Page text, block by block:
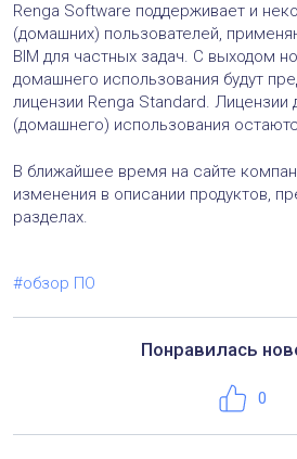
Renga Software поддерживает и
(домашних) пользователей,
BIM для частных задач. С выходом
домашнего использования будут
лицензии Renga Standard.
(домашнего) использования
В ближайшее время на сайте
изменения в описании продуктов,
разделах.
#обзор ПО
Понравилась
Нравится
0